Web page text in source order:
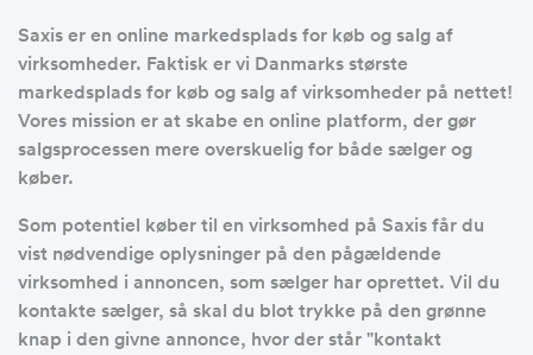
Saxis er en online markedsplads for køb og salg af
virksomheder. Faktisk er vi Danmarks største
markedsplads for køb og salg af virksomheder på nettet!
Vores mission er at skabe en online platform, der gør
salgsprocessen mere overskuelig for både sælger og
køber.
Som potentiel køber til en virksomhed på Saxis får du
vist nødvendige oplysninger på den pågældende
virksomhed i annoncen, som sælger har oprettet. Vil du
kontakte sælger, så skal du blot trykke på den grønne
knap i den givne annonce, hvor der står "kontakt